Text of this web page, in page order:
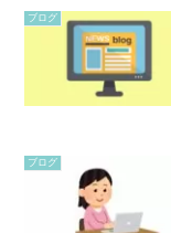
ブログ
ブログ